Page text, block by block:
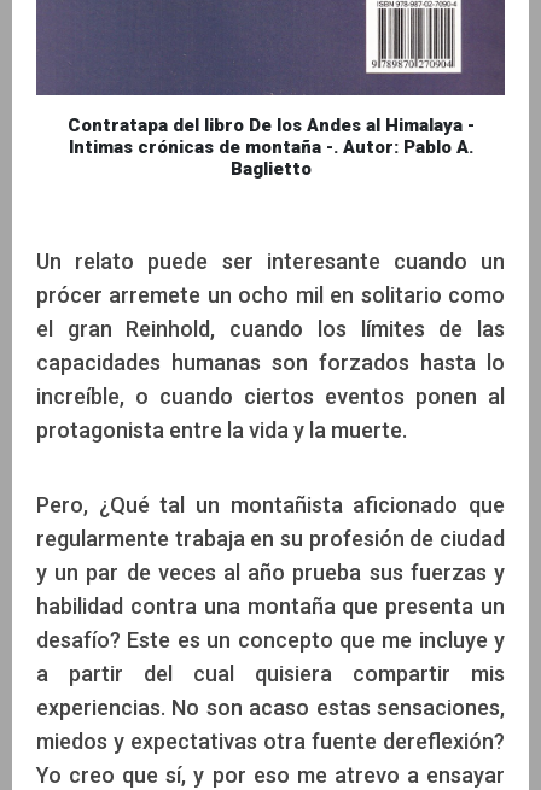
Contratapa del libro De los Andes al Himalaya -
Intimas crónicas de montaña -. Autor: Pablo A.
Baglietto
Un relato puede ser interesante cuando un
prócer arremete un ocho mil en solitario como
el gran Reinhold, cuando los límites de las
capacidades humanas son forzados hasta lo
increíble, o cuando ciertos eventos ponen al
protagonista entre la vida y la muerte.
Pero, ¿Qué tal un montañista aficionado que
regularmente trabaja en su profesión de ciudad
y un par de veces al año prueba sus fuerzas y
habilidad contra una montaña que presenta un
desafío? Este es un concepto que me incluye y
a partir del cual quisiera compartir mis
experiencias. No son acaso estas sensaciones,
miedos y expectativas otra fuente dereflexión?
Yo creo que sí, y por eso me atrevo a ensayar